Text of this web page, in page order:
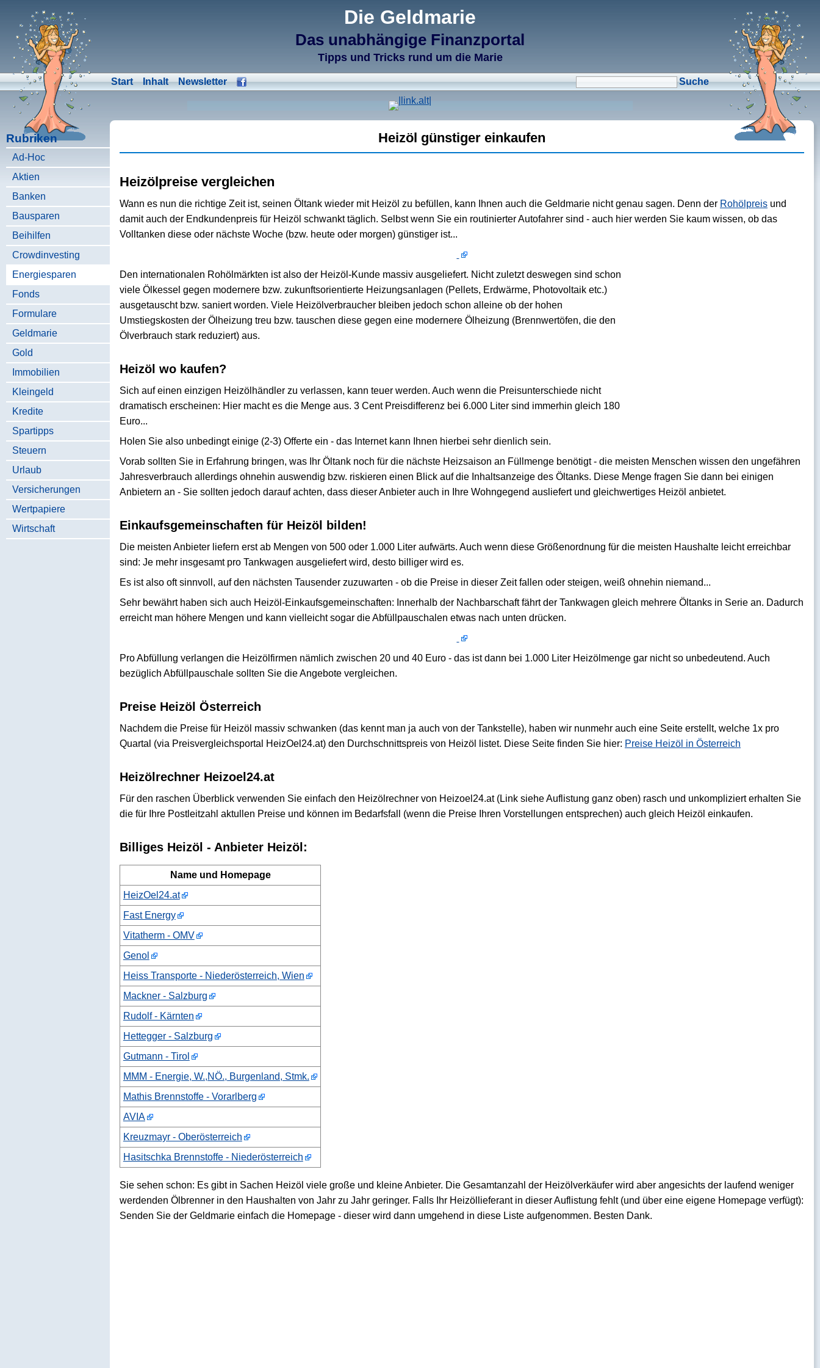
Die Geldmarie
Das unabhängige Finanzportal
Tipps und Tricks rund um die Marie
Start Inhalt Newsletter
Rubriken
Ad-Hoc
Aktien
Banken
Bausparen
Beihilfen
Crowdinvesting
Energiesparen
Fonds
Formulare
Geldmarie
Gold
Immobilien
Kleingeld
Kredite
Spartipps
Steuern
Urlaub
Versicherungen
Wertpapiere
Wirtschaft
Heizöl günstiger einkaufen
Heizölpreise vergleichen
Wann es nun die richtige Zeit ist, seinen Öltank wieder mit Heizöl zu befüllen, kann Ihnen auch die Geldmarie nicht genau sagen. Denn der Rohölpreis und
damit auch der Endkundenpreis für Heizöl schwankt täglich. Selbst wenn Sie ein routinierter Autofahrer sind - auch hier werden Sie kaum wissen, ob das
Volltanken diese oder nächste Woche (bzw. heute oder morgen) günstiger ist...
Den internationalen Rohölmärkten ist also der Heizöl-Kunde massiv ausgeliefert. Nicht zuletzt deswegen sind schon
viele Ölkessel gegen modernere bzw. zukunftsorientierte Heizungsanlagen (Pellets, Erdwärme, Photovoltaik etc.)
ausgetauscht bzw. saniert worden. Viele Heizölverbraucher bleiben jedoch schon alleine ob der hohen
Umstiegskosten der Ölheizung treu bzw. tauschen diese gegen eine modernere Ölheizung (Brennwertöfen, die den
Ölverbrauch stark reduziert) aus.
Heizöl wo kaufen?
Sich auf einen einzigen Heizölhändler zu verlassen, kann teuer werden. Auch wenn die Preisunterschiede nicht
dramatisch erscheinen: Hier macht es die Menge aus. 3 Cent Preisdifferenz bei 6.000 Liter sind immerhin gleich 180
Euro...
Holen Sie also unbedingt einige (2-3) Offerte ein - das Internet kann Ihnen hierbei sehr dienlich sein.
Vorab sollten Sie in Erfahrung bringen, was Ihr Öltank noch für die nächste Heizsaison an Füllmenge benötigt - die meisten Menschen wissen den ungefähren
Jahresverbrauch allerdings ohnehin auswendig bzw. riskieren einen Blick auf die Inhaltsanzeige des Öltanks. Diese Menge fragen Sie dann bei einigen
Anbietern an - Sie sollten jedoch darauf achten, dass dieser Anbieter auch in Ihre Wohngegend ausliefert und gleichwertiges Heizöl anbietet.
Einkaufsgemeinschaften für Heizöl bilden!
Die meisten Anbieter liefern erst ab Mengen von 500 oder 1.000 Liter aufwärts. Auch wenn diese Größenordnung für die meisten Haushalte leicht erreichbar
sind: Je mehr insgesamt pro Tankwagen ausgeliefert wird, desto billiger wird es.
Es ist also oft sinnvoll, auf den nächsten Tausender zuzuwarten - ob die Preise in dieser Zeit fallen oder steigen, weiß ohnehin niemand...
Sehr bewährt haben sich auch Heizöl-Einkaufsgemeinschaften: Innerhalb der Nachbarschaft fährt der Tankwagen gleich mehrere Öltanks in Serie an. Dadurch
erreicht man höhere Mengen und kann vielleicht sogar die Abfüllpauschalen etwas nach unten drücken.
Pro Abfüllung verlangen die Heizölfirmen nämlich zwischen 20 und 40 Euro - das ist dann bei 1.000 Liter Heizölmenge gar nicht so unbedeutend. Auch
bezüglich Abfüllpauschale sollten Sie die Angebote vergleichen.
Preise Heizöl Österreich
Nachdem die Preise für Heizöl massiv schwanken (das kennt man ja auch von der Tankstelle), haben wir nunmehr auch eine Seite erstellt, welche 1x pro
Quartal (via Preisvergleichsportal HeizOel24.at) den Durchschnittspreis von Heizöl listet. Diese Seite finden Sie hier: Preise Heizöl in Österreich
Heizölrechner Heizoel24.at
Für den raschen Überblick verwenden Sie einfach den Heizölrechner von Heizoel24.at (Link siehe Auflistung ganz oben) rasch und unkompliziert erhalten Sie
die für Ihre Postleitzahl aktullen Preise und können im Bedarfsfall (wenn die Preise Ihren Vorstellungen entsprechen) auch gleich Heizöl einkaufen.
Billiges Heizöl - Anbieter Heizöl:
Name und Homepage
HeizOel24.at
Fast Energy
Vitatherm - OMV
Genol
Heiss Transporte - Niederösterreich, Wien
Mackner - Salzburg
Rudolf - Kärnten
Hettegger - Salzburg
Gutmann - Tirol
MMM - Energie, W.,NÖ., Burgenland, Stmk.
Mathis Brennstoffe - Vorarlberg
AVIA
Kreuzmayr - Oberösterreich
Hasitschka Brennstoffe - Niederösterreich
Sie sehen schon: Es gibt in Sachen Heizöl viele große und kleine Anbieter. Die Gesamtanzahl der Heizölverkäufer wird aber angesichts der laufend weniger
werdenden Ölbrenner in den Haushalten von Jahr zu Jahr geringer. Falls Ihr Heizöllieferant in dieser Auflistung fehlt (und über eine eigene Homepage verfügt):
Senden Sie der Geldmarie einfach die Homepage - dieser wird dann umgehend in diese Liste aufgenommen. Besten Dank.
↑M
Validate HTML
↑N
Validate CSS
↑L Check Links
↑A Admin
↑F Manage Files
↑E Edit page
↑C Create New Page
↑X Log Out